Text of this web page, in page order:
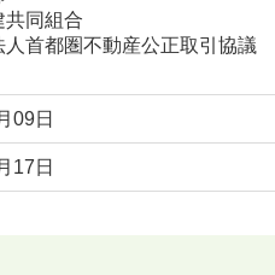
共同組合
人首都圏不動産公正取引協議
09日
17日